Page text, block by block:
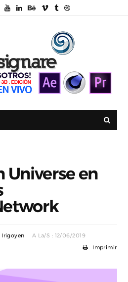
Universe en
Irigoyen A La/s : 12/06/2019
Imprimir